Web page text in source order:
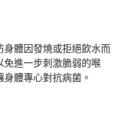
體因發燒或拒絕飲水而
免進一步刺激脆弱的喉
體專心對抗病菌。